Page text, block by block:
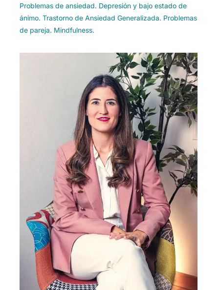
Problemas de ansiedad. Depresión y bajo estado de
ánimo. Trastorno de Ansiedad Generalizada. Problemas
de pareja. Mindfulness.